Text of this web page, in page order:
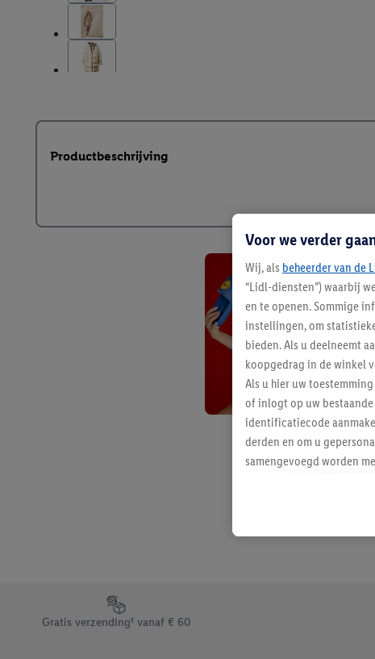
Productbeschrijving
Footerelement met de verschillende USPs van Lidl.be
Gratis verzending¹ vanaf € 60
Voor we verder
Wij, als beheerder van de
“Lidl-diensten”) waarbij
en te openen. Sommige
instellingen, om
bieden. Als u deelneemt
koopgedrag in de winkel
Als u hier uw
of inlogt op uw
identificatiecode
derden en om u
samengevoegd worden
Als u hiermee akkoord
u interesse hebt
niet te kopen), ook op
Onder “Aanpassen”
Door op “weigeren” te
“aanvaarden” te